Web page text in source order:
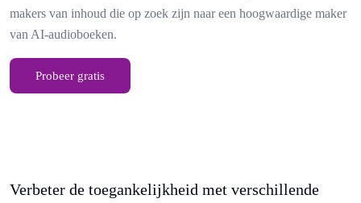
makers van inhoud die op zoek zijn naar een hoogwaardige maker
van AI-audioboeken.
Probeer gratis
Verbeter de toegankelijkheid met verschillende